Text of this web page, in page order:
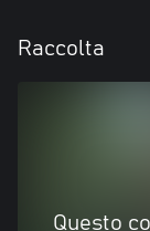
Raccolta
Questo